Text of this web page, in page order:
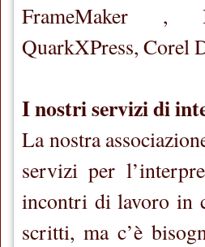
FrameMaker ,
QuarkXPress, Corel
I nostri servizi di
La nostra
servizi per
incontri di lavoro in
scritti, ma c’è